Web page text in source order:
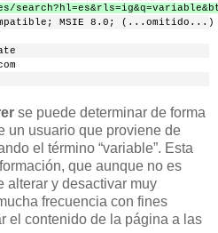
MSIE 8.0;
se puede determinar de forma
un usuario que proviene de
el término “variable”. Esta
que aunque no es
alterar y desactivar muy
frecuencia con fines
el contenido de la página a las